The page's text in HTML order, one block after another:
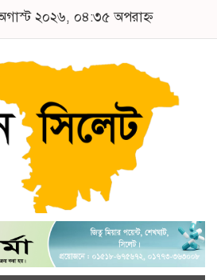
২০২৬, ০৪:৩৫ অপরাহ্ন